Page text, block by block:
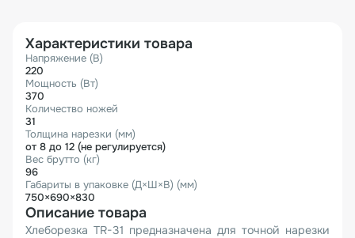
Характеристики товара
Напряжение (В)
220
Мощность (Вт)
370
Количество ножей
31
Толщина нарезки (мм)
от 8 до 12 (не регулируется)
Вес брутто (кг)
96
Габариты в упаковке (Д×Ш×В) (мм)
750×690×830
Описание товара
Хлеборезка TR-31 предназначена для точной нарезки